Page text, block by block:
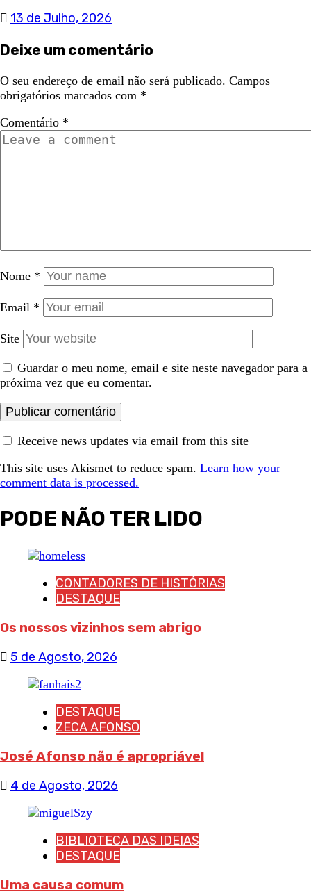
13 de Julho, 2026
Deixe um comentário
O seu endereço de email não será publicado. Campos
obrigatórios marcados com *
Comentário *
Nome *
Email *
Site
Guardar o meu nome, email e site neste navegador para a
próxima vez que eu comentar.
Receive news updates via email from this site
This site uses Akismet to reduce spam. Learn how your
comment data is processed.
PODE NÃO TER LIDO
CONTADORES DE HISTÓRIAS
DESTAQUE
Os nossos vizinhos sem abrigo
5 de Agosto, 2026
DESTAQUE
ZECA AFONSO
José Afonso não é apropriável
4 de Agosto, 2026
BIBLIOTECA DAS IDEIAS
DESTAQUE
Uma causa comum